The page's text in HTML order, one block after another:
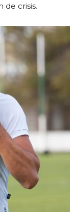
de crisis.